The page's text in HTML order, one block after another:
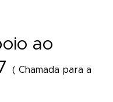
ao
( Chamada para a